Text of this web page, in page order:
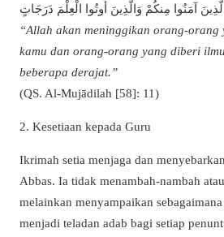
آمَنُوا مِنكُمْ وَالَّذِينَ أُوتُوا الْعِلْمَ دَرَجَاتٍ
“Allah akan meninggikan orang-
kamu dan orang-orang yang diberi
beberapa derajat.”
(QS. Al-Mujādilah [58]: 11)
2. Kesetiaan kepada Guru
Ikrimah setia menjaga dan
Abbas. Ia tidak menambah-nambah
melainkan menyampaikan
menjadi teladan adab bagi setiap